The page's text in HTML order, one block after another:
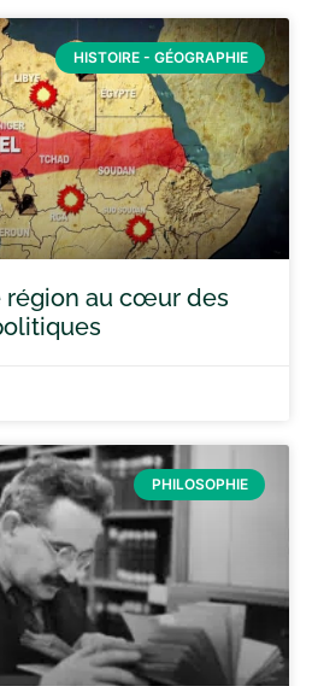
HISTOIRE - GÉOGRAPHIE
région au cœur des
PHILOSOPHIE